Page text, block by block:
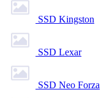
SSD Kingston
SSD Lexar
SSD Neo Forza